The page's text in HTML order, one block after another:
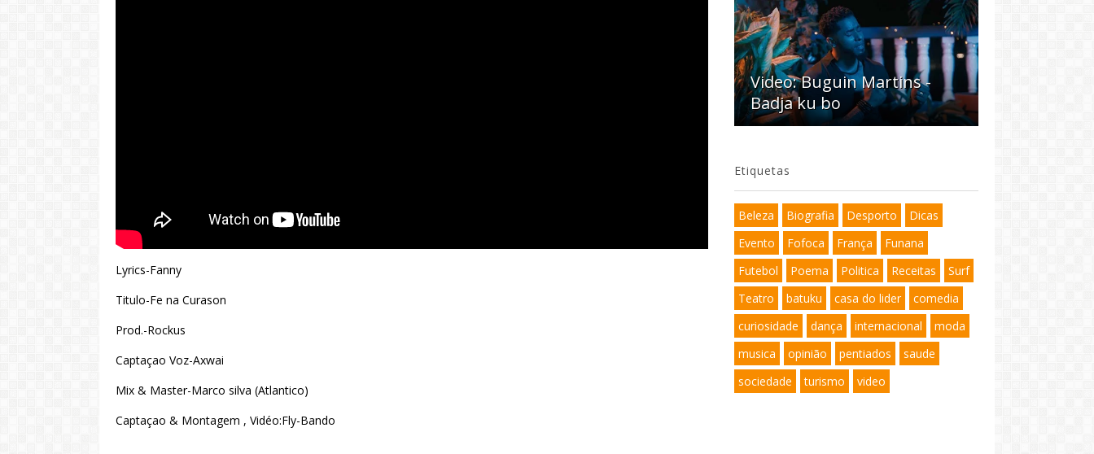
Lyrics-Fanny
Titulo-Fe na Curason
Prod.-Rockus
Captaçao Voz-Axwai
Mix & Master-Marco silva (Atlantico)
Captaçao & Montagem , Vidéo:Fly-Bando
Video: Buguin Martins -
Badja ku bo
Etiquetas
Beleza Biografia Desporto
Dicas
Evento
Fofoca França
Funana
Futebol
Poema Politica Receitas
Surf
Teatro
batuku casa do lider
comedia
curiosidade
dança internacional
moda
musica
opinião pentiados
saude
sociedade
turismo video